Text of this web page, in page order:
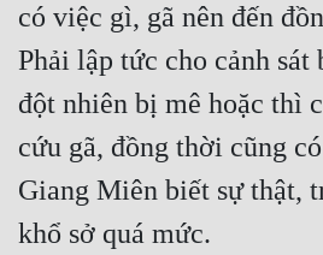
có việc gì, gã nên đến
Phải lập tức cho cảnh sát
đột nhiên bị mê hoặc thì
cứu gã, đồng thời cũng
Giang Miên biết sự thật,
khổ sở quá mức.